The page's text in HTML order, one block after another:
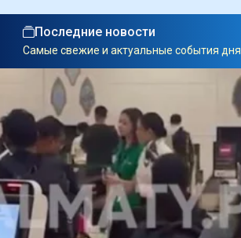
Последние новости
Самые свежие и актуальные события дня